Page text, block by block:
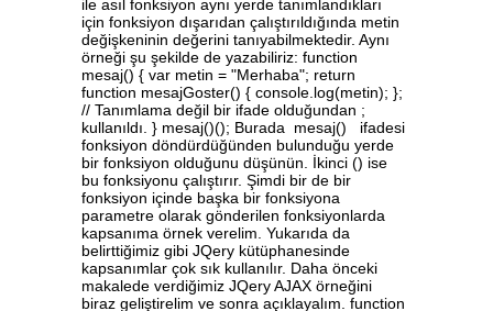
ile asıl fonksiyon aynı yerde tanımlandıkları
için fonksiyon dışarıdan çalıştırıldığında metin
değişkeninin değerini tanıyabilmektedir. Aynı
örneği şu şekilde de yazabiliriz: function
mesaj() { var metin = "Merhaba"; return
function mesajGoster() { console.log(metin); };
// Tanımlama değil bir ifade olduğundan ;
kullanıldı. } mesaj()(); Burada mesaj() ifadesi
fonksiyon döndürdüğünden bulunduğu yerde
bir fonksiyon olduğunu düşünün. İkinci () ise
bu fonksiyonu çalıştırır. Şimdi bir de bir
fonksiyon içinde başka bir fonksiyona
parametre olarak gönderilen fonksiyonlarda
kapsanıma örnek verelim. Yukarıda da
belirttiğimiz gibi JQery kütüphanesinde
kapsanımlar çok sık kullanılır. Daha önceki
makalede verdiğimiz JQery AJAX örneğini
biraz geliştirelim ve sonra açıklayalım. function